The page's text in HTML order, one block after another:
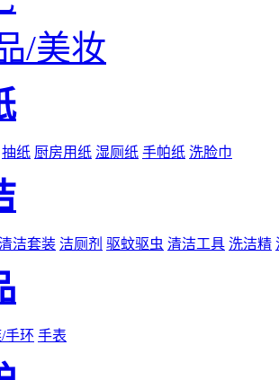
/美妆
抽纸 厨房用纸 湿厕纸 手帕纸 洗脸巾
洁套装 洁厕剂 驱蚊驱虫 清洁工具 洗洁精
手环 手表